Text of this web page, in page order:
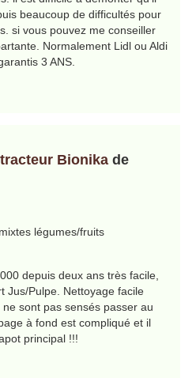
beaucoup de difficultés pour
si vous pouvez me conseiller
Normalement Lidl ou Aldi
3 ANS.
Bionika de
légumes/fruits
depuis deux ans très facile,
Jus/Pulpe. Nettoyage facile
sont pas sensés passer au
à fond est compliqué et il
principal !!!